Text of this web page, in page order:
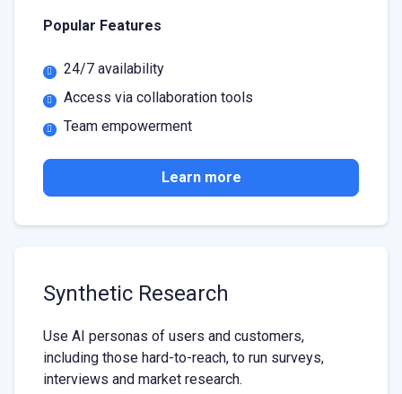
Popular Features
24/7 availability
Access via collaboration tools
Team empowerment
Learn more
Synthetic Research
Use AI personas of users and customers,
including those hard-to-reach, to run surveys,
interviews and market research.